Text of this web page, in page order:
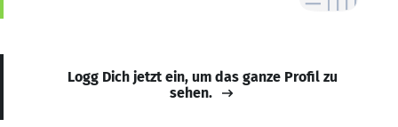
Logg Dich jetzt ein, um das ganze Profil zu
sehen.